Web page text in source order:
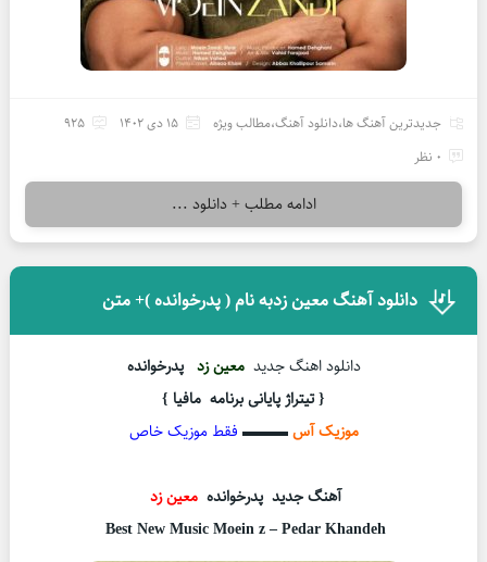
جدیدترین آهنگ ها،دانلود آهنگ،مطالب ویژه 15 دی 1402
925
0 نظر
ادامه مطلب + دانلود ...
دانلود آهنگ معین زدبه نام ( پدرخوانده )+ متن
دانلود اهنگ جدیدمعین زد پدرخوانده
{ تیتراژ پایانی برنامه مافیا }
موزیک آس ▬▬▬ فقط موزیک خاص
آهنگ جدید پدرخوانده معین زد
Best New Music Moein z – Pedar Khandeh